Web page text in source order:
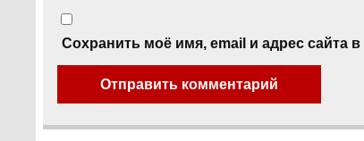
Сохранить моё имя, email и адрес сайта